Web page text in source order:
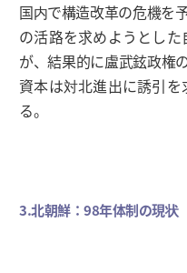
国内で構造改革の危機を
の活路を求めようとし
が、結果的に盧武鉉政権
資本は対北進出に誘引
る。
3.北朝鮮：98年体制の現状